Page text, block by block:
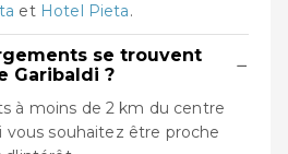
et Hotel Pieta.
se trouvent
Garibaldi ?
−
à moins de 2 km du centre
vous souhaitez être proche